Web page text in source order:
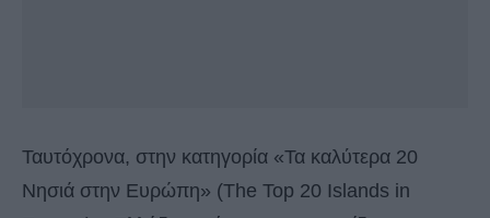
Ταυτόχρονα, στην κατηγορία «Τα καλύτερα 20
Νησιά στην Ευρώπη» (The Top 20 Islands in